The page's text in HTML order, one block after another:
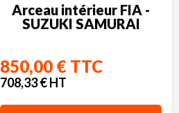
Arceau intérieur FIA -
SUZUKI SAMURAI
850,00 € TTC
708,33 € HT